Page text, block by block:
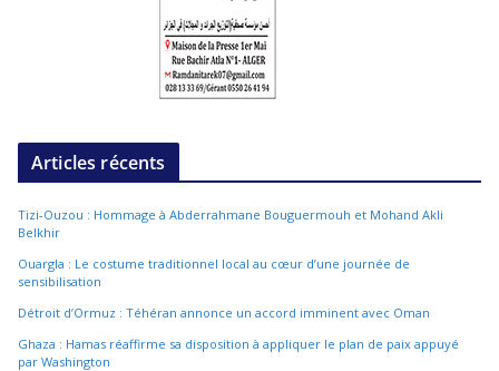
Articles récents
Tizi-Ouzou : Hommage à Abderrahmane Bouguermouh et Mohand Akli
Belkhir
Ouargla : Le costume traditionnel local au cœur d’une journée de
sensibilisation
Détroit d’Ormuz : Téhéran annonce un accord imminent avec Oman
Ghaza : Hamas réaffirme sa disposition à appliquer le plan de paix appuyé
par Washington